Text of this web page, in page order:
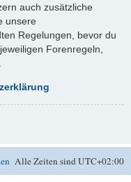
auch zusätzliche
unsere
Regelungen, bevor du
Forenregeln,
Alle Zeiten sindUTC+02:00